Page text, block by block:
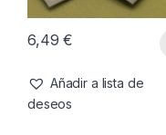
6,49€
Añadir a lista de
deseos